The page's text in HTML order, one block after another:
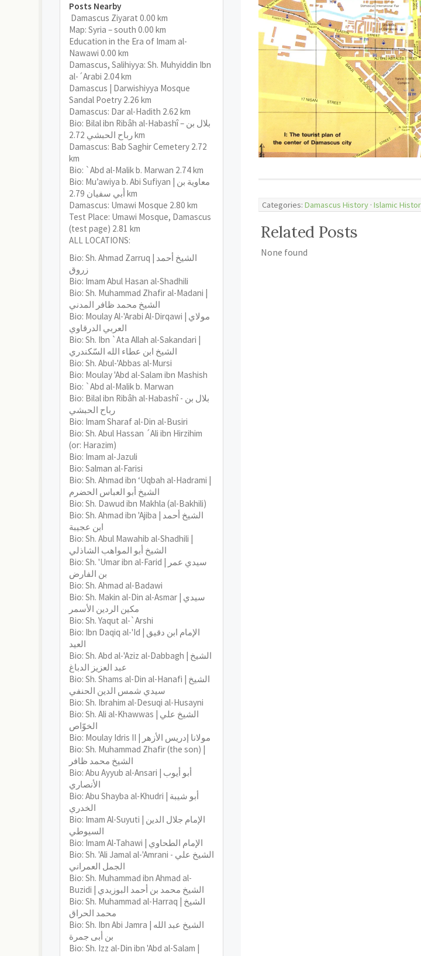
Categories: Damascus History · Islamic
Related Posts
None found
Posts Nearby
Damascus Ziyarat 0.00 km
Map: Syria – south 0.00 km
Education in the Era of Imam al-
Nawawi 0.00 km
Damascus, Salihiyya: Sh. Muhyiddin Ibn
al-´Arabi 2.04 km
Damascus | Darwishiyya Mosque
Sandal Poetry 2.26 km
Damascus: Dar al-Hadith 2.62 km
Bio: Bilal ibn Ribâh al-Habashî – بلال بن
رباح الحبشي2.72 km
Damascus: Bab Saghir Cemetery 2.72
km
Bio: `Abd al-Malik b. Marwan 2.74 km
Bio: Mu’awiya b. Abi Sufiyan | معاوية بن
أبي سفيان2.79 km
Damascus: Umawi Mosque 2.80 km
Test Place: Umawi Mosque, Damascus
(test page) 2.81 km
ALL LOCATIONS:
Bio: Sh. Ahmad Zarruq | الشيخ أحمد
زروق
Bio: Imam Abul Hasan al-Shadhili
Bio: Sh. Muhammad Zhafir al-Madani |
الشيخ محمد ظافر المدني
Bio: Moulay Al-'Arabi Al-Dirqawi | مولاي
العربي الدرقاوي
Bio: Sh. Ibn `Ata Allah al-Sakandari |
الشيخ ابن عطاء الله السّكندري
Bio: Sh. Abul-'Abbas al-Mursi
Bio: Moulay 'Abd al-Salam ibn Mashish
Bio: `Abd al-Malik b. Marwan
Bio: Bilal ibn Ribâh al-Habashî - بلال بن
رباح الحبشي
Bio: Imam Sharaf al-Din al-Busiri
Bio: Sh. Abul Hassan ´Ali ibn Hirzihim
(or: Harazim)
Bio: Imam al-Jazuli
Bio: Salman al-Farisi
Bio: Sh. Ahmad ibn ‘Uqbah al-Hadrami |
الشيخ أبو العباس الحضرم
Bio: Sh. Dawud ibn Makhla (al-Bakhili)
Bio: Sh. Ahmad ibn 'Ajiba | الشيخ أحمد
ابن عجيبة
Bio: Sh. Abul Mawahib al-Shadhili |
الشيخ أبو المواهب الشاذلي
Bio: Sh. 'Umar ibn al-Farid | سيدي عمر
بن الفارض
Bio: Sh. Ahmad al-Badawi
Bio: Sh. Makin al-Din al-Asmar | سيدي
مكين الردين الأسمر
Bio: Sh. Yaqut al-`Arshi
Bio: Ibn Daqiq al-'Id | الإمام ابن دقيق
العيد
Bio: Sh. Abd al-'Aziz al-Dabbagh | الشيخ
عبد العزيز الدباغ
Bio: Sh. Shams al-Din al-Hanafi | الشيخ
سيدي شمس الدين الحنفي
Bio: Sh. Ibrahim al-Desuqi al-Husayni
Bio: Sh. Ali al-Khawwas | الشيخ علي
الخوّاص
Bio: Moulay Idris II | مولانا إدريس الأزهر
Bio: Sh. Muhammad Zhafir (the son) |
الشيخ محمد ظافر
Bio: Abu Ayyub al-Ansari | أبو أيوب
الأنصاري
Bio: Abu Shayba al-Khudri | أبو شيبة
الخدري
Bio: Imam Al-Suyuti | الإمام جلال الدين
السيوطي
Bio: Imam Al-Tahawi | الإمام الطحاوي
Bio: Sh. 'Ali Jamal al-'Amrani - الشيخ علي
الجمل العمراني
Bio: Sh. Muhammad ibn Ahmad al-
Buzidi | الشيخ محمد بن أحمد البوزيدي
Bio: Sh. Muhammad al-Harraq | الشيخ
محمد الحراق
Bio: Sh. Ibn Abi Jamra | الشيخ عبد الله
بن أبى جمرة
Bio: Sh. Izz al-Din ibn 'Abd al-Salam |